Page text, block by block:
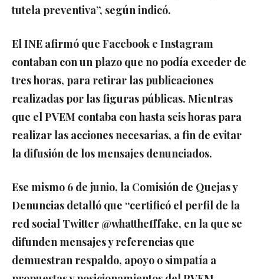
tutela preventiva”, según indicó.
El INE afirmó que Facebook e Instagram
contaban con un plazo que no podía exceder de
tres horas, para retirar las publicaciones
realizadas por las figuras públicas. Mientras
que el PVEM contaba con hasta seis horas para
realizar las acciones necesarias, a fin de evitar
la difusión de los mensajes denunciados.
Ese mismo 6 de junio, la Comisión de Quejas y
Denuncias detalló que “certificó el perfil de la
red social Twitter @whatthefffake, en la que se
difunden mensajes y referencias que
demuestran respaldo, apoyo o simpatía a